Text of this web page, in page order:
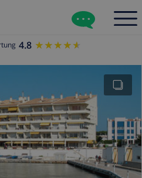
4.8 ★★★★★
★★★★★